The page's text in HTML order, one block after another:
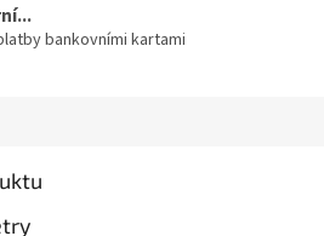
bankovními kartami